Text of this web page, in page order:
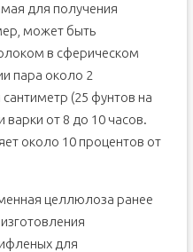
для получения
может быть
в сферическом
пара около 2
(25 фунтов на
от 8 до 10 часов.
около 10 процентов от
целлюлоза ранее
для